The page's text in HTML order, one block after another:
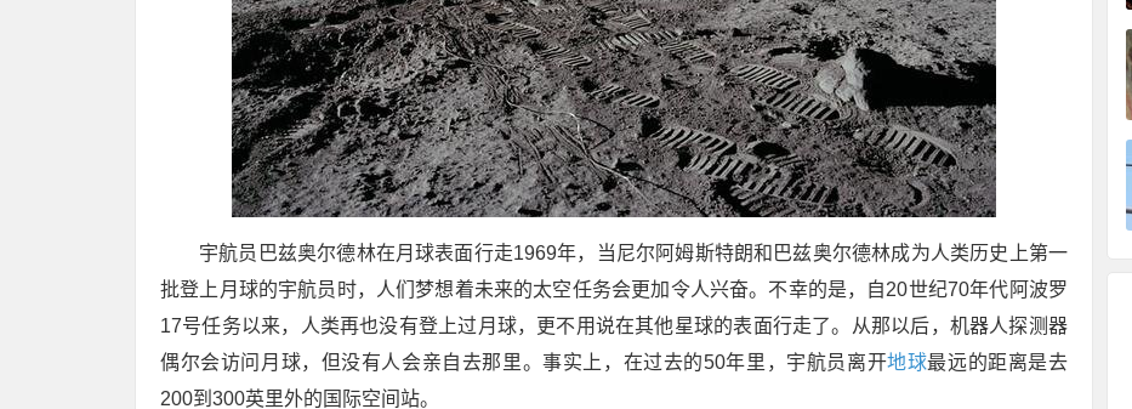
宇航员巴兹奥尔德林在月球表面行走1969年，当尼尔阿姆斯特朗和巴兹奥尔德林成为人类历史上第一
批登上月球的宇航员时，人们梦想着未来的太空任务会更加令人兴奋。不幸的是，自20世纪70年代阿波罗
17号任务以来，人类再也没有登上过月球，更不用说在其他星球的表面行走了。从那以后，机器人探测器
偶尔会访问月球，但没有人会亲自去那里。事实上，在过去的50年里，宇航员离开地球最远的距离是去
200到300英里外的国际空间站。